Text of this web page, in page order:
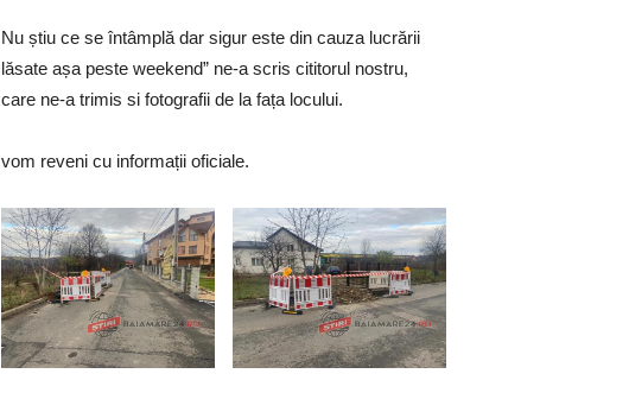
Nu știu ce se întâmplă dar sigur este din cauza lucrării
lăsate așa peste weekend” ne-a scris cititorul nostru,
care ne-a trimis si fotografii de la fața locului.
vom reveni cu informații oficiale.